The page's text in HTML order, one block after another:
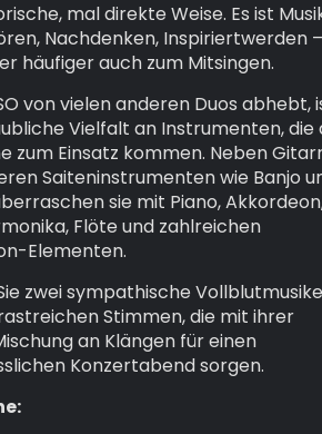
mal direkte Weise. Es ist
Nachdenken, Inspiriertwerden –
häufiger auch zum Mitsingen.
von vielen anderen Duos abhebt,
Vielfalt an Instrumenten, die
zum Einsatz kommen. Neben
Saiteninstrumenten wie Banjo
sie mit Piano,
Flöte und zahlreichen
Elementen.
zwei sympathische
Stimmen, die mit ihrer
an Klängen für einen
Konzertabend sorgen.